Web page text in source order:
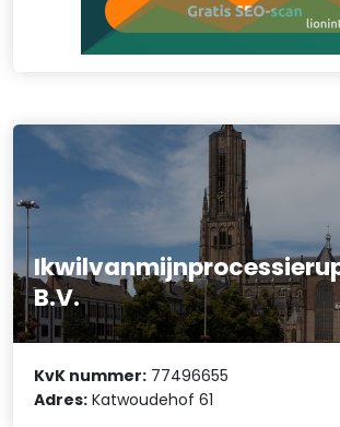
B.V.
KvK nummer: 77496655
Adres: Katwoudehof 61